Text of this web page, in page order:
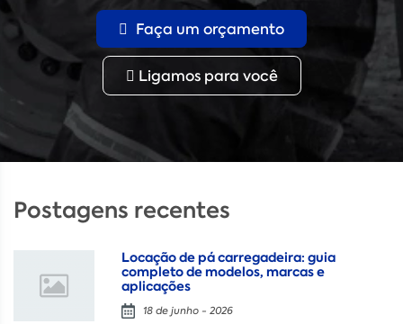
Faça um orçamento
Ligamos para você
Postagens recentes
Locação de pá carregadeira: guia
completo de modelos, marcas e
aplicações
18 de junho - 2026